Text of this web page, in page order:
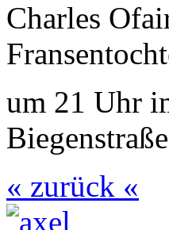
Charles
um 21 Uhr
« zurück «